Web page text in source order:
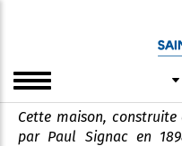
La Hune,
Cette maison,
par Paul Signac en